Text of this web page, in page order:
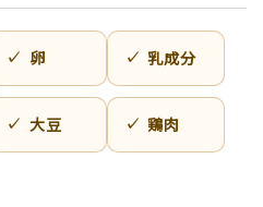
卵 乳成分
大豆 鶏肉